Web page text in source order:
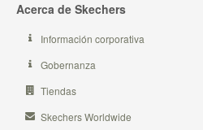
Acerca de Skechers
Información corporativa
Gobernanza
Tiendas
Skechers Worldwide